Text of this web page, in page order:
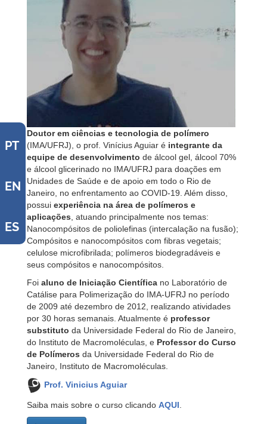
PT
EN
ES
Doutor em ciências e tecnologia de polímero
(IMA/UFRJ), o prof. Vinícius Aguiar é integrante da
equipe de desenvolvimento de álcool gel, álcool 70%
e álcool glicerinado no IMA/UFRJ para doações em
Unidades de Saúde e de apoio em todo o Rio de
Janeiro, no enfrentamento ao COVID-19. Além disso,
possui experiência na área de polímeros e
aplicações , atuando principalmente nos temas:
Nanocompósitos de poliolefinas (intercalação na fusão);
Compósitos e nanocompósitos com fibras vegetais;
celulose microfibrilada; polímeros biodegradáveis e
seus compósitos e nanocompósitos.
Foi aluno de Iniciação Científica no Laboratório de
Catálise para Polimerização do IMA-UFRJ no período
de 2009 até dezembro de 2012, realizando atividades
por 30 horas semanais. Atualmente é professor
substituto da Universidade Federal do Rio de Janeiro,
do Instituto de Macromoléculas, e Professor do Curso
de Polímeros da Universidade Federal do Rio de
Janeiro, Instituto de Macromoléculas.
Prof. Vinicius Aguiar
Saiba mais sobre o curso clicando AQUI